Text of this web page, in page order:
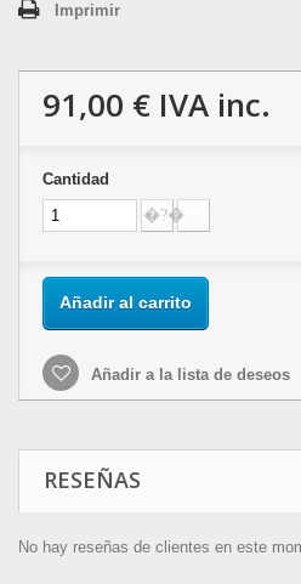
Imprimir
91,00 € IVA inc.
Cantidad
Añadir al carrito
Añadir a la lista de deseos
RESEÑAS
No hay reseñas de clientes en este